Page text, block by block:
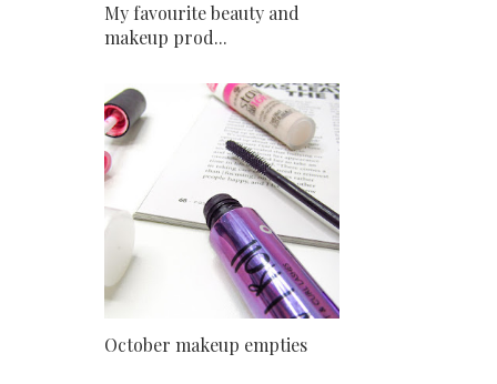
My favourite beauty and
makeup prod...
October makeup empties